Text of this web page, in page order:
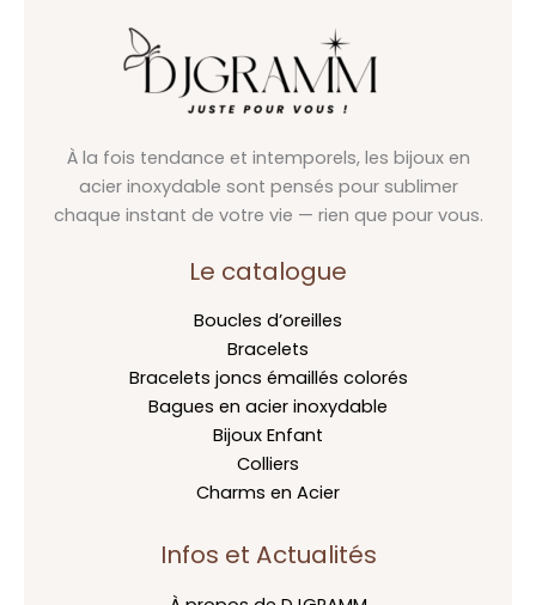
À la fois tendance et intemporels, les bijoux en
acier inoxydable sont pensés pour sublimer
chaque instant de votre vie — rien que pour vous.
Le catalogue
Boucles d’oreilles
Bracelets
Bracelets joncs émaillés colorés
Bagues en acier inoxydable
Bijoux Enfant
Colliers
Charms en Acier
Infos et Actualités